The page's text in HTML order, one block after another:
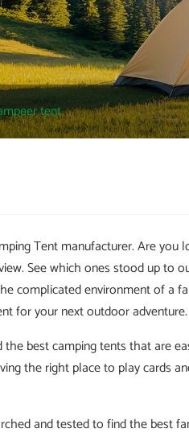
tent
Tent manufacturer. Are
See which ones stood up to
complicated environment of a
for your next outdoor adventure.
the best camping tents that are
the right place to play cards
and tested to find the best